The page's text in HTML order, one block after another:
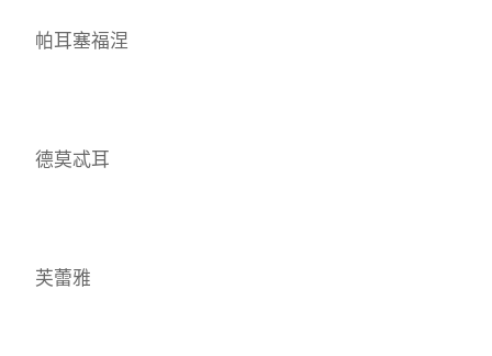
帕耳塞福涅
德莫忒耳
芙蕾雅